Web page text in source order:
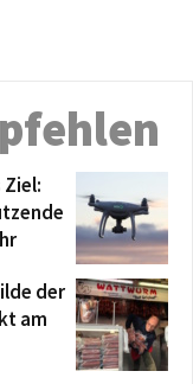
der
am